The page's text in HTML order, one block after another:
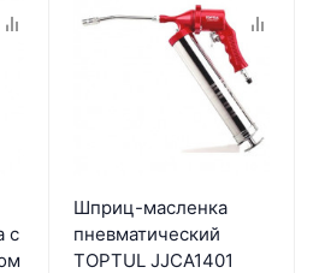
с
Шприц-масленка
пневматический
TOPTUL JJCA1401